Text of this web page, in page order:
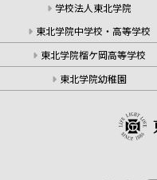
学校法人東北学院
東北学院中学校・高等学校
東北学院榴ケ岡高等学校
東北学院幼稚園